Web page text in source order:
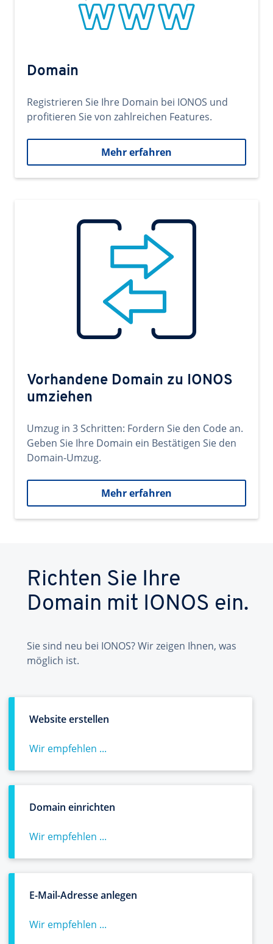
Domain
Registrieren Sie Ihre Domain bei IONOS und
profitieren Sie von zahlreichen Features.
Mehr erfahren
Vorhandene Domain zu IONOS
umziehen
Umzug in 3 Schritten: Fordern Sie den Code an.
Geben Sie Ihre Domain ein Bestätigen Sie den
Domain-Umzug.
Mehr erfahren
Richten Sie Ihre
Domain mit IONOS ein.
Sie sind neu bei IONOS? Wir zeigen Ihnen, was
möglich ist.
Website erstellen
Wir empfehlen ...
Domain einrichten
Wir empfehlen ...
E-Mail-Adresse anlegen
Wir empfehlen ...